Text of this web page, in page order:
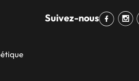
Suivez-nous